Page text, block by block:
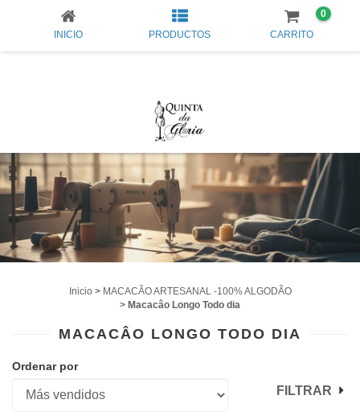
INICIO PRODUCTOS CARRITO
0
Inicio > MACACÃO ARTESANAL -100% ALGODÃO
> Macacâo Longo Todo dia
MACACÂO LONGO TODO DIA
Ordenar por
FILTRAR